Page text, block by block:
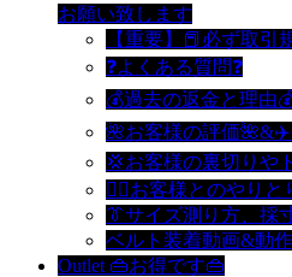
お願い致します
【重要】📕必ず取引
❓よくある質問❓
💰過去の返金と理由
🌺お客様の評価
💢お客様の裏切りや
🙆‍♀️お客様とのやりと
👔サイズ測り方、採
ベルト装着動画&動
Outlet 👜お得です👜